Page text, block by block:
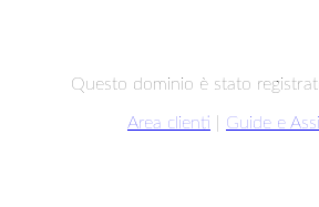
Questo dominio è stato
Area clienti Guide e